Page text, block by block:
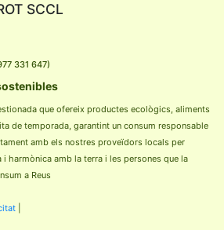
SCCL
331 647)
que ofereix productes ecològics, aliments
de temporada, garantint un consum responsable
amb els nostres proveïdors locals per
harmònica amb la terra i les persones que la
a Reus